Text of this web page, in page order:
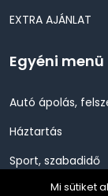
EXTRA AJÁNLAT
Egyéni menü
Autó ápolás,
Háztartás
Sport, szabadidő
Szépség,Mi sütiket